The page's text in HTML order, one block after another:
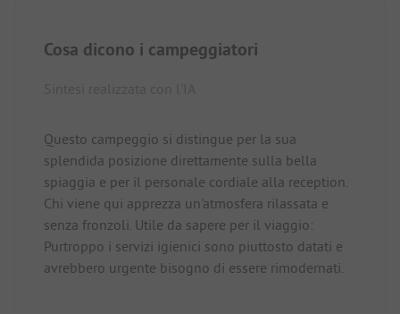
Cosa dicono i campeggiatori
Questo campeggio si distingue per la sua
splendida posizione direttamente sulla bella
spiaggia e per il personale cordiale alla reception.
Chi viene qui apprezza un'atmosfera rilassata e
senza fronzoli. Utile da sapere per il viaggio:
Purtroppo i servizi igienici sono piuttosto datati e
avrebbero urgente bisogno di essere rimodernati.